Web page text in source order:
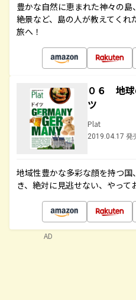
豊かな自然に恵まれた神々の島
絶景など、島の人が教えてく
旅へ！
０６ 地
ツ
Plat
2019.04.17 発
地域性豊かな多彩な顔を持つ
き、絶対に見逃せない、やって
AD